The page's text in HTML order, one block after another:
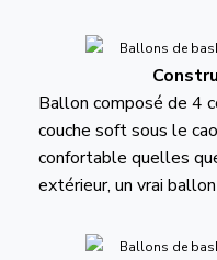
Ballon composé de 4
couche soft sous le
confortable quelles
extérieur, un vrai